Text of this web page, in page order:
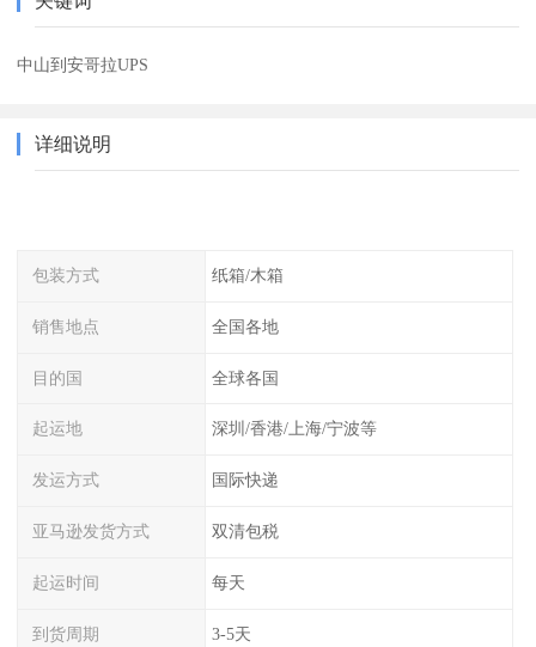
中山到安哥拉UPS
详细说明
包装方式 纸箱/木箱
销售地点 全国各地
目的国 全球各国
起运地 深圳/香港/上海/宁波等
发运方式 国际快递
亚马逊发货方式 双清包税
起运时间 每天
到货周期 3-5天